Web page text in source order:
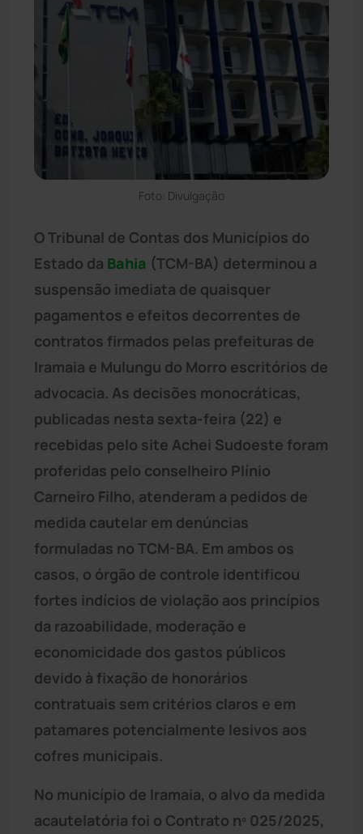
Foto: Divulgação
O Tribunal de Contas dos Municípios do
Estado da Bahia (TCM-BA) determinou a
suspensão imediata de quaisquer
pagamentos e efeitos decorrentes de
contratos firmados pelas prefeituras de
Iramaia e Mulungu do Morro escritórios de
advocacia. As decisões monocráticas,
publicadas nesta sexta-feira (22) e
recebidas pelo site Achei Sudoeste foram
proferidas pelo conselheiro Plínio
Carneiro Filho, atenderam a pedidos de
medida cautelar em denúncias
formuladas no TCM-BA. Em ambos os
casos, o órgão de controle identificou
fortes indícios de violação aos princípios
da razoabilidade, moderação e
economicidade dos gastos públicos
devido à fixação de honorários
contratuais sem critérios claros e em
patamares potencialmente lesivos aos
cofres municipais.
No município de Iramaia, o alvo da medida
acautelatória foi o Contrato nº 025/2025,